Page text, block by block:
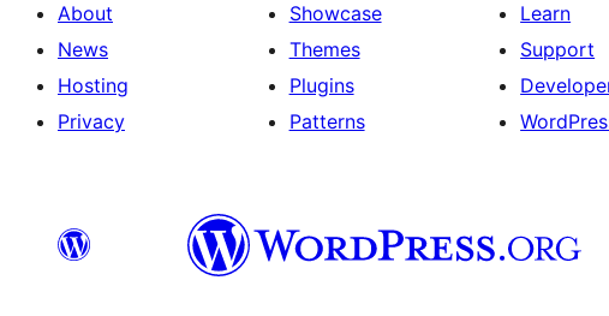
About
News
Hosting
Privacy
Showcase
Themes
Plugins
Patterns
Learn
Support